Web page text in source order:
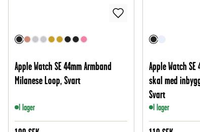
Apple Watch SE 44mm Armband
Milanese Loop, Svart
I lager
Apple Watch
skal med
Svart
I lager